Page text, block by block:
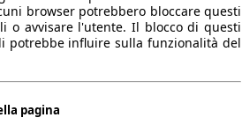
browser potrebbero bloccare questi
o avvisare l'utente. Il blocco di questi
potrebbe influire sulla funzionalità del
pagina